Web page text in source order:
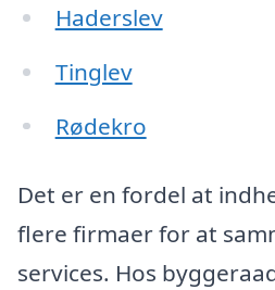
Haderslev
Tinglev
Rødekro
Det er en fordel at
flere firmaer for at
services. Hos